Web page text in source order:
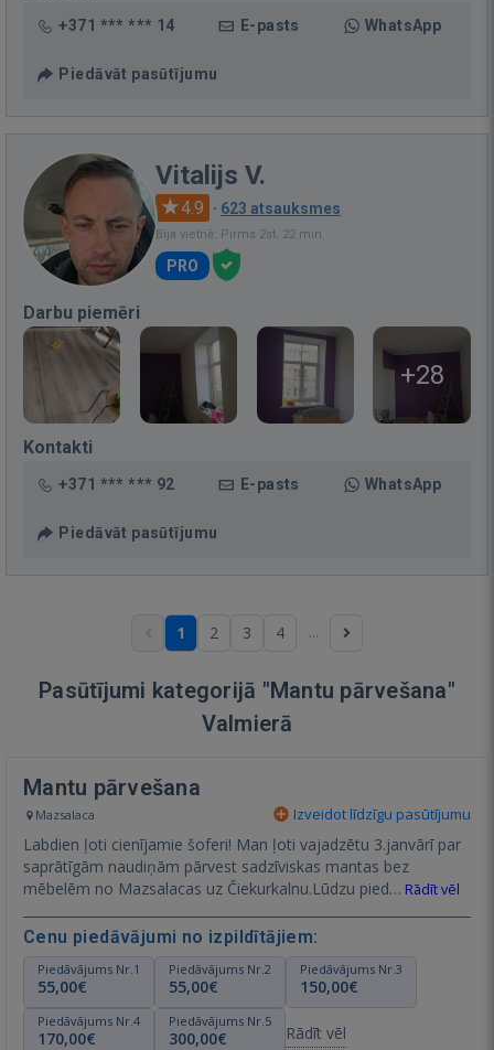
+371 *** *** 14 E-pasts WhatsApp
Piedāvāt pasūtījumu
Vitalijs V.
4.9 · 623 atsauksmes
Bija vietnē: Pirms 2st. 22 min.
PRO
Darbu piemēri
+28
Kontakti
+371 *** *** 92 E-pasts WhatsApp
Piedāvāt pasūtījumu
1 2 3 4 ...
Pasūtījumi kategorijā "Mantu pārvešana"
Valmierā
Mantu pārvešana
Mazsalaca Izveidot līdzīgu pasūtījumu
Labdien ļoti cienījamie šoferi! Man ļoti vajadzētu 3.janvārī par
saprātīgām naudiņām pārvest sadzīviskas mantas bez
mēbelēm no Mazsalacas uz Čiekurkalnu.Lūdzu pied… Rādīt vēl
Cenu piedāvājumi no izpildītājiem:
Piedāvājums Nr.1
55,00€
Piedāvājums Nr.2
55,00€
Piedāvājums Nr.3
150,00€
Piedāvājums Nr.4
170,00€
Piedāvājums Nr.5
300,00€ Rādīt vēl